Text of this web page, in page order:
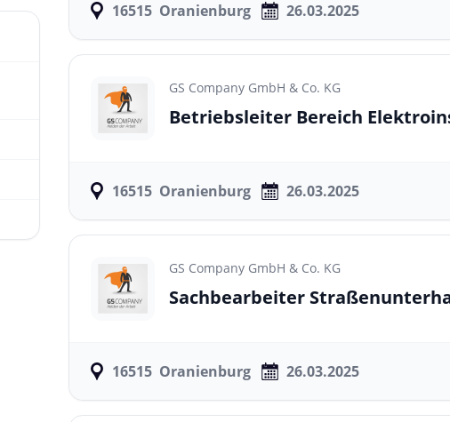
16515 Oranienburg 26.03.2025
GS Company GmbH & Co. KG
Betriebsleiter Bereich
16515 Oranienburg 26.03.2025
GS Company GmbH & Co. KG
Sachbearbeiter
16515 Oranienburg 26.03.2025